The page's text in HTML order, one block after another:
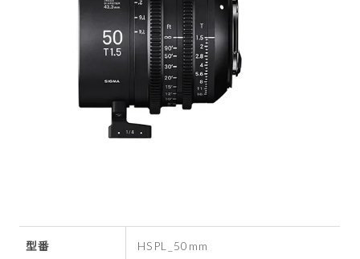
型番 HSPL_50mm